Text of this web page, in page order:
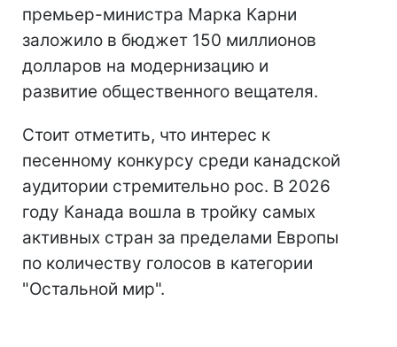
премьер-министра Марка Карни
заложило в бюджет 150 миллионов
долларов на модернизацию и
развитие общественного вещателя.
Стоит отметить, что интерес к
песенному конкурсу среди канадской
аудитории стремительно рос. В 2026
году Канада вошла в тройку самых
активных стран за пределами Европы
по количеству голосов в категории
"Остальной мир".